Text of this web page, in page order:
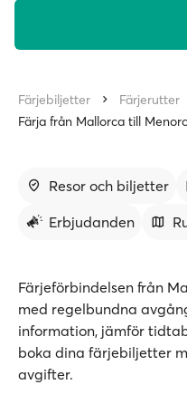
Färjebiljetter
Färjerutter
Färja från Mallorca till
Resor och biljetter
Erbjudanden
Färjeförbindelsen från
med regelbundna
information, jämför
boka dina färjebiljetter
avgifter.